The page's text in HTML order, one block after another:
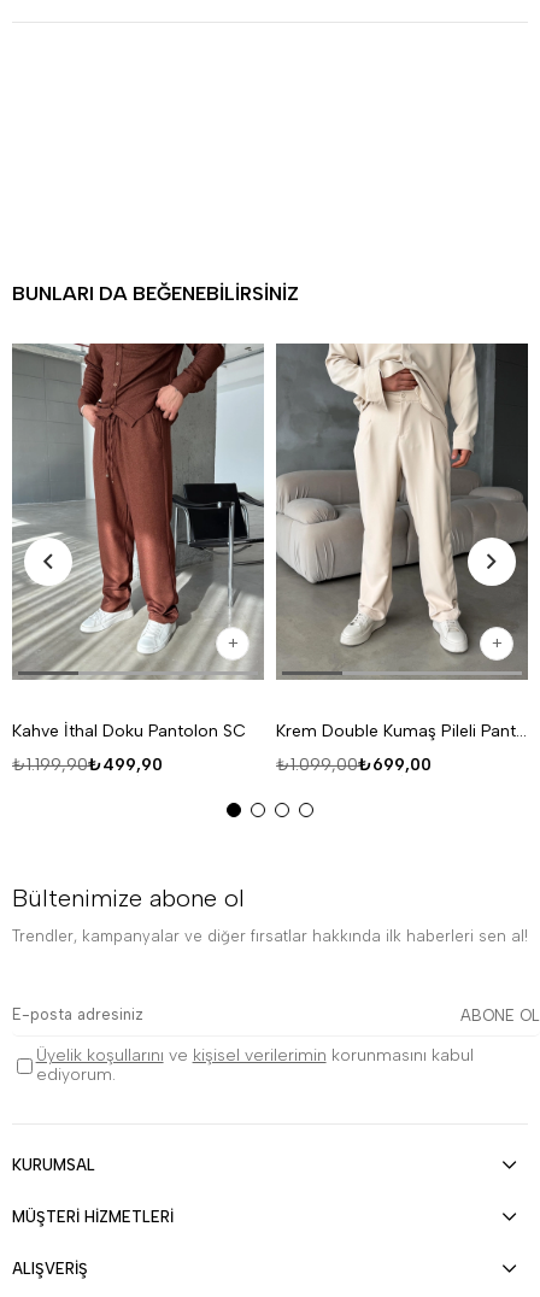
BUNLARI DA BEĞENEBILIRSINIZ
Kahve İthal Doku Pantolon SC
₺499,90
₺1.199,90
Krem Double Kumaş Pileli Pantolon MSS
₺699,00
₺1.099,00
Bültenimize abone ol
Trendler, kampanyalar ve diğer fırsatlar hakkında ilk haberleri sen al!
ABONE OL
Üyelik koşullarını ve kişisel verilerimin korunmasını kabul
ediyorum.
KURUMSAL
MÜŞTERİ HİZMETLERİ
ALIŞVERİŞ